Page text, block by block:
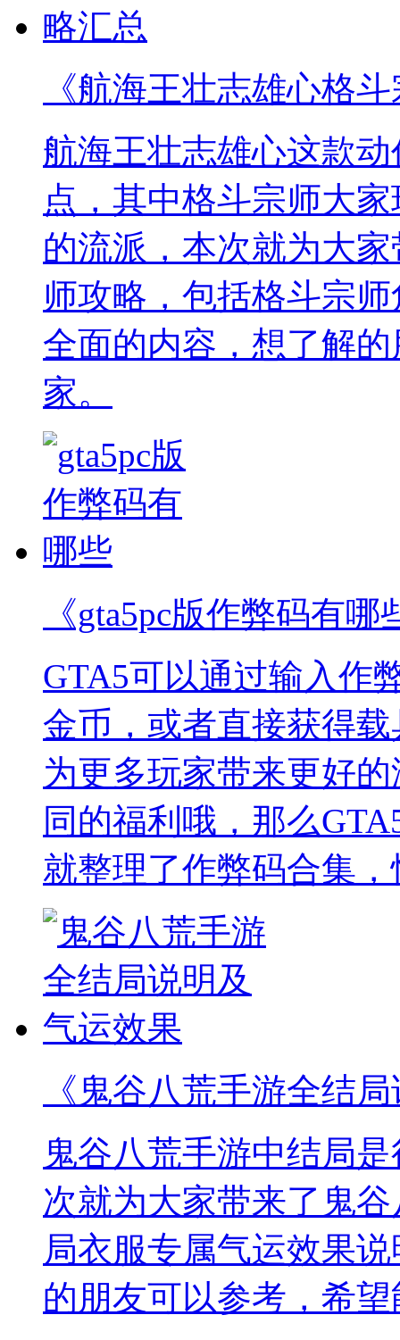
《航海王壮志雄心格
航海王壮志雄心这款
点，其中格斗宗师大
的流派，本次就为大
师攻略，包括格斗宗
全面的内容，想了解
家。
《gta5pc版作弊码有哪
GTA5可以通过输入作
金币，或者直接获得
为更多玩家带来更好
同的福利哦，那么
就整理了作弊码合集
《鬼谷八荒手游全结
鬼谷八荒手游中结局
次就为大家带来了鬼
局衣服专属气运效果
的朋友可以参考，希